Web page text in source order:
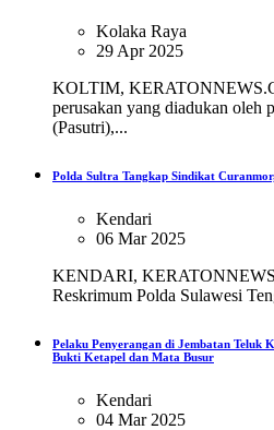
Kolaka Raya
29 Apr 2025
KOLTIM,
perusakan yang diadukan oleh
(Pasutri),...
Polda Sultra Tangkap Sindikat
Kendari
06 Mar 2025
KENDARI,
Reskrimum Polda Sulawesi
Pelaku Penyerangan di Jembatan Teluk
Bukti Ketapel dan Mata Busur
Kendari
04 Mar 2025